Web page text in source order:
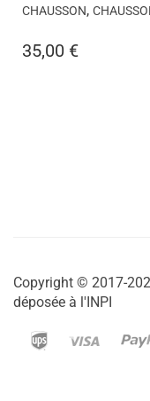
CHAUSSON,
35,00 €
Copyright © 2017-
déposée à l'INPI